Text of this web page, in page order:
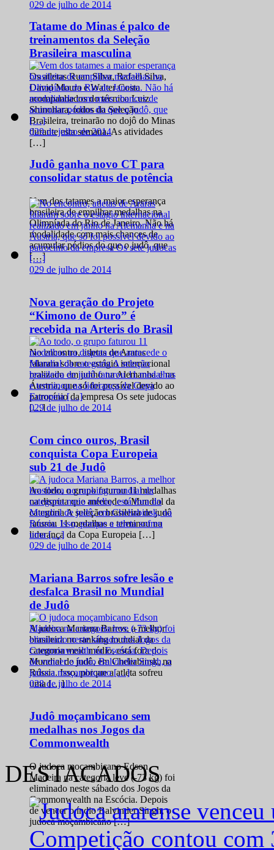
029 de julho de 2014
Tatame do Minas é palco de
treinamentos da Seleção
Brasileira masculina
Os atletas Ruan Silva, Rafael Silva,
David Moura e Walter Costa
acompanhados do técnico Luiz
Shinohara, todos da Seleção
Brasileira, treinarão no dojô do Minas
durante esta semana. As atividades
[…]
029 de julho de 2014
Judô ganha novo CT para
consolidar status de potência
Vem dos tatames a maior esperança
brasileira de empilhar medalhas na
Olimpíada do Rio de Janeiro. Não há
modalidade com mais chances de
acumular pódios do que o judô, que
[…]
029 de julho de 2014
Nova geração do Projeto
“Kimono de Ouro” é
recebida na Arteris do Brasil
No encontro, atletas de Araras
falaram sobre o estágio internacional
realizado em junho na Alemanha e na
Áustria, que só foi possível devido ao
patrocínio da empresa Os sete judocas
[…]
029 de julho de 2014
Com cinco ouros, Brasil
conquista Copa Europeia
sub 21 de Judô
Ao todo, o grupo faturou 11 medalhas
na disputa que antecede o Mundial da
categoria A seleção brasileira de judô
faturou 11 medalhas e terminou na
liderança da Copa Europeia […]
029 de julho de 2014
Mariana Barros sofre lesão e
desfalca Brasil no Mundial
de Judô
A judoca Mariana Barros, a melhor
brasileira no ranking mundial da
categoria meio médio, está fora do
Mundial de judô, em Cheliabinsk, na
Rússia. Isso, porque a atleta sofreu
uma […]
028 de julho de 2014
Judô moçambicano sem
medalhas nos Jogos da
Commonwealth
O judoca moçambicano Edson
Madeira na categoria leve (-73 kg) foi
eliminado neste sábado dos Jogos da
Commonwealth na Escócia. Depois
de vencer o índio Balvinder Singh, o
judoca moçambicano […]
DESTACADOS